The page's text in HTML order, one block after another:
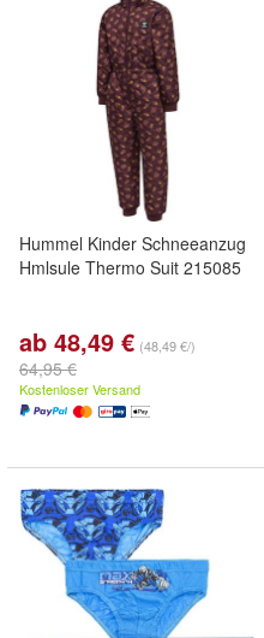
Hummel Kinder Schneeanzug
Hmlsule Thermo Suit 215085
ab 48,49 € (48,49 €/)
64,95 €
Kostenloser Versand